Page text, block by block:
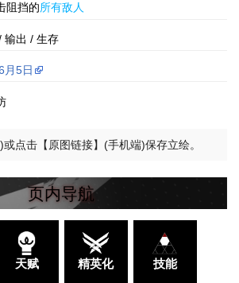
阻挡的所有敌人
输出 / 生存
月5日
点击【原图链接】(手机端)保存立绘。
页内导航
天赋 精英化 技能